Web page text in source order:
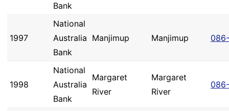
Bank
1997
National
Australia
Bank
Manjimup Manjimup
1998
National
Australia
Bank
Margaret
River
Margaret
River